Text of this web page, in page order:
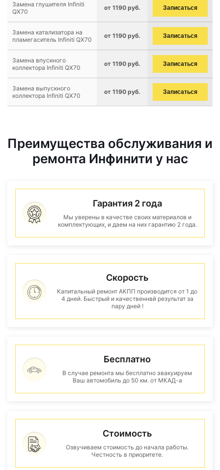
Замена глушителя Infiniti
QX70
от 1190 руб. Записаться
Замена катализатора на
пламегаситель Infiniti QX70
от 1190 руб. Записаться
Замена впускного
коллектора Infiniti QX70
от 1190 руб. Записаться
Замена выпускного
коллектора Infiniti QX70
от 1190 руб. Записаться
Преимущества обслуживания и
ремонта Инфинити у нас
Гарантия 2 года
Мы уверены в качестве своих материалов и
комплектующих, и даем на них гарантию 2 года.
Скорость
Капитальный ремонт АКПП производится от 1 до
4 дней. Быстрый и качественнвй результат за
пару дней !
Бесплатно
В случае ремонта мы бесплатно эвакуируем
Ваш автомобиль до 50 км. от МКАД-а
Стоимость
Озвучиваем стоимость до начала работы.
Честность в приоритете.